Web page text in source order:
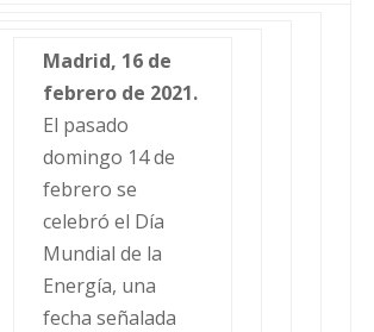
Madrid, 16 de
febrero de 2021.
El pasado
domingo 14 de
febrero se
celebró el Día
Mundial de la
Energía, una
fecha señalada